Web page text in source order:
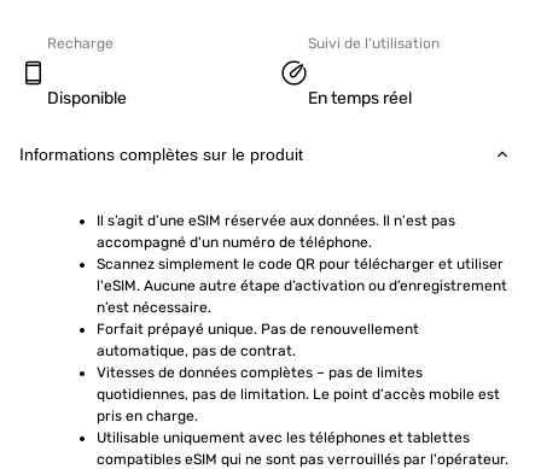
Recharge
Disponible
Suivi de l'utilisation
En temps réel
Informations complètes sur le produit
Il s’agit d’une eSIM réservée aux données. Il n'est pas
accompagné d'un numéro de téléphone.
Scannez simplement le code QR pour télécharger et utiliser
l'eSIM. Aucune autre étape d’activation ou d’enregistrement
n’est nécessaire.
Forfait prépayé unique. Pas de renouvellement
automatique, pas de contrat.
Vitesses de données complètes – pas de limites
quotidiennes, pas de limitation. Le point d'accès mobile est
pris en charge.
Utilisable uniquement avec les téléphones et tablettes
compatibles eSIM qui ne sont pas verrouillés par l'opérateur.